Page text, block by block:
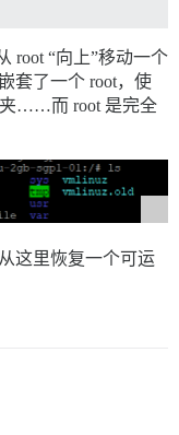
root “向上”移动一个
套了一个 root，使
夹……而 root 是完全
这里恢复一个可运